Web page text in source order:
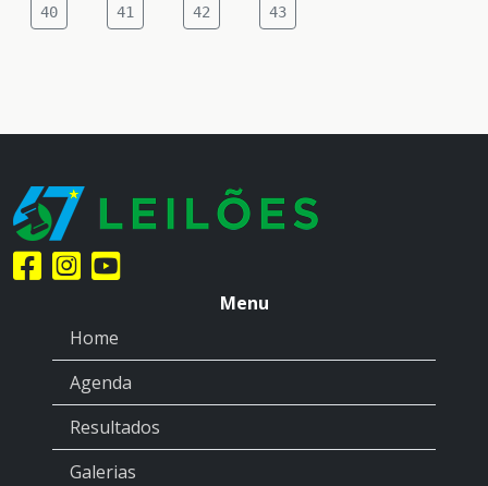
40 41 42 43
Menu
Home
Agenda
Resultados
Galerias